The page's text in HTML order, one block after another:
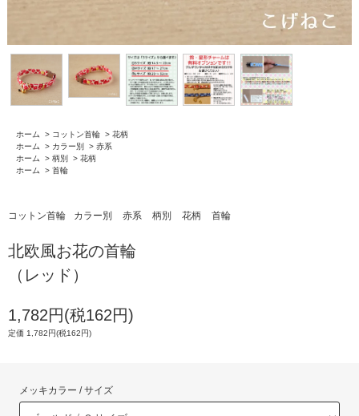
ホーム > コットン首輪 > 花柄
ホーム
> カラー別 > 赤系
ホーム
> 柄別 > 花柄
ホーム
> 首輪
コットン首輪 カラー別 赤系 柄別 花柄 首輪
北欧風お花の首輪
（レッド）
1,782円(税162円)
定価 1,782円(税162円)
メッキカラー / サイズ